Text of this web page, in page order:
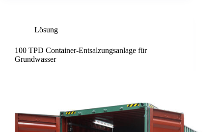
Lösung
100 TPD Container-Entsalzungsanlage für
Grundwasser